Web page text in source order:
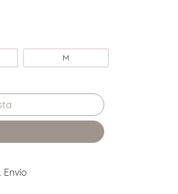
M
Envío